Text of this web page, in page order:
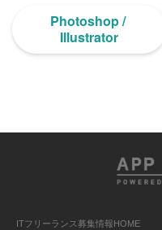
Photoshop /
Illustrator
ITフリーランス募集情報HOME